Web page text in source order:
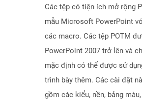
Các tệp có tiện ích mở rộng
mẫu Microsoft PowerPoint
các macro. Các tệp POTM
PowerPoint 2007 trở lên và
mặc định có thể được sử
trình bày thêm. Các cài đặt
gồm các kiểu, nền, bảng